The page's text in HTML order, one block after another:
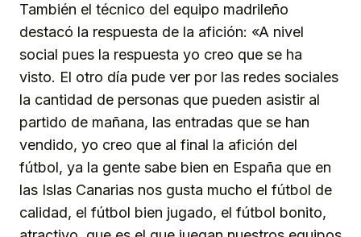
También el técnico del equipo madrileño
destacó la respuesta de la afición: «A nivel
social pues la respuesta yo creo que se ha
visto. El otro día pude ver por las redes sociales
la cantidad de personas que pueden asistir al
partido de mañana, las entradas que se han
vendido, yo creo que al final la afición del
fútbol, ya la gente sabe bien en España que en
las Islas Canarias nos gusta mucho el fútbol de
calidad, el fútbol bien jugado, el fútbol bonito,